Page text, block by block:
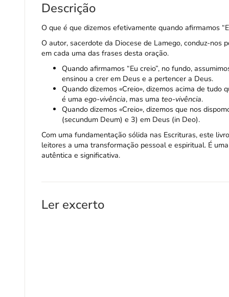
Descrição
O que é que dizemos efetivamente quando afirmamos
O autor, sacerdote da Diocese de Lamego, conduz-
em cada uma das frases desta oração.
Quando afirmamos “Eu creio”, no fundo,
ensinou a crer em Deus e a pertencer a Deus.
Quando dizemos «Creio», dizemos acima de
é uma ego-vivência, mas uma teo-vivência.
Quando dizemos «Creio», dizemos que nos
(secundum Deum) e 3) em Deus (in Deo).
Com uma fundamentação sólida nas Escrituras, este
leitores a uma transformação pessoal e espiritual. É
autêntica e significativa.
Ler excerto